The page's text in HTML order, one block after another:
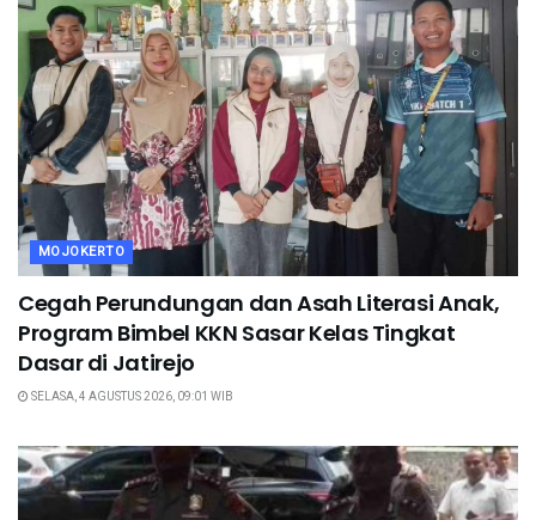
MOJOKERTO
Cegah Perundungan dan Asah Literasi Anak,
Program Bimbel KKN Sasar Kelas Tingkat
Dasar di Jatirejo
SELASA, 4 AGUSTUS 2026, 09:01 WIB